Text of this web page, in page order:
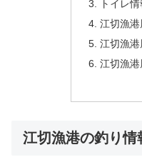
トイレ情
江切漁
江切漁
江切漁
江切漁港の釣り情